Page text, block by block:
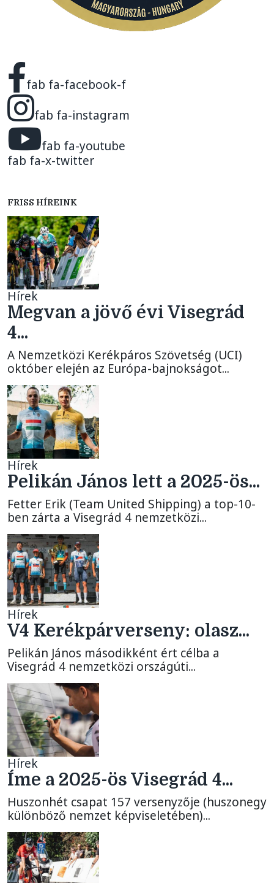
fab fa-facebook-f
fab fa-instagram
fab fa-youtube
fab fa-x-twitter
FRISS HÍREINK
Hírek
Megvan a jövő évi Visegrád
4...
A Nemzetközi Kerékpáros Szövetség (UCI)
október elején az Európa-bajnokságot...
Hírek
Pelikán János lett a 2025-ös...
Fetter Erik (Team United Shipping) a top-10-
ben zárta a Visegrád 4 nemzetközi...
Hírek
V4 Kerékpárverseny: olasz...
Pelikán János másodikként ért célba a
Visegrád 4 nemzetközi országúti...
Hírek
Íme a 2025-ös Visegrád 4...
Huszonhét csapat 157 versenyzője (huszonegy
különböző nemzet képviseletében)...